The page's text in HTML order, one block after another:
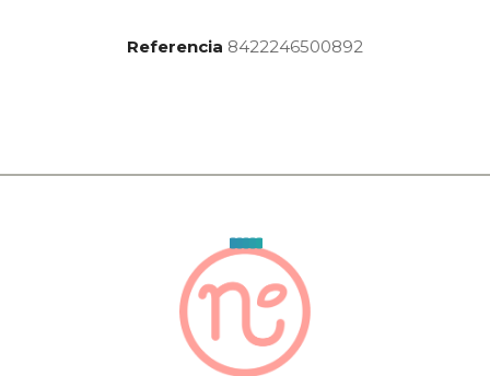
Referencia 8422246500892